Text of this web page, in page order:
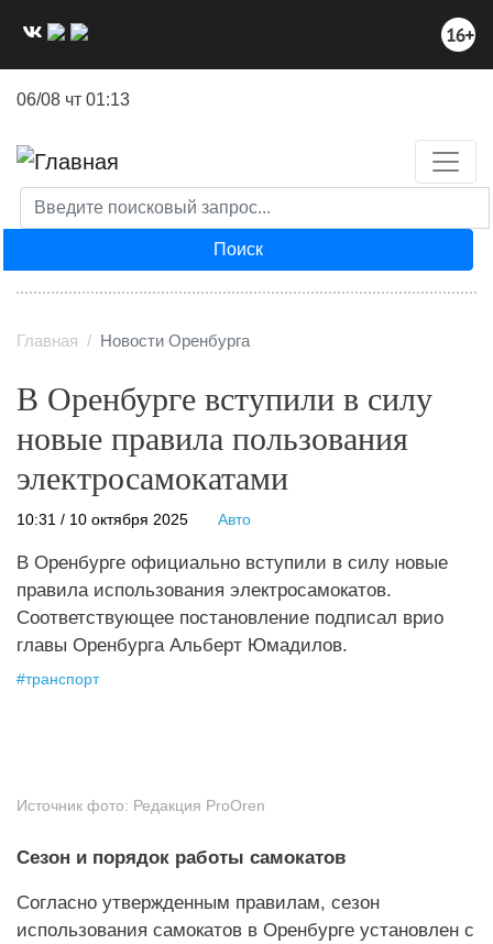
основному
06/08 чт 01:13
Поиск
Главная Новости Оренбурга
В Оренбурге вступили в силу
новые правила пользования
электросамокатами
10:31 / 10 октября 2025 Авто
В Оренбурге официально вступили в силу новые
правила использования электросамокатов.
Соответствующее постановление подписал врио
главы Оренбурга Альберт Юмадилов.
#транспорт
Источник фото: Редакция ProOren
Сезон и порядок работы самокатов
Согласно утвержденным правилам, сезон
использования самокатов в Оренбурге установлен с